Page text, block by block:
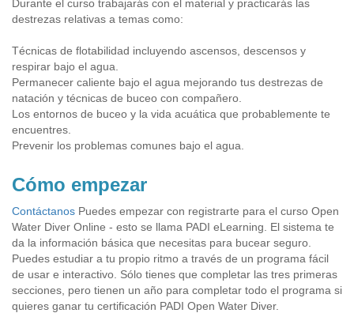
Durante el curso trabajarás con el material y practicarás las
destrezas relativas a temas como:
Técnicas de flotabilidad incluyendo ascensos, descensos y
respirar bajo el agua.
Permanecer caliente bajo el agua mejorando tus destrezas de
natación y técnicas de buceo con compañero.
Los entornos de buceo y la vida acuática que probablemente te
encuentres.
Prevenir los problemas comunes bajo el agua.
Cómo empezar
Contáctanos Puedes empezar con registrarte para el curso Open
Water Diver Online - esto se llama PADI eLearning. El sistema te
da la información básica que necesitas para bucear seguro.
Puedes estudiar a tu propio ritmo a través de un programa fácil
de usar e interactivo. Sólo tienes que completar las tres primeras
secciones, pero tienen un año para completar todo el programa si
quieres ganar tu certificación PADI Open Water Diver.